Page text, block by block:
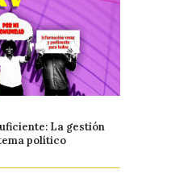
La gestión
político